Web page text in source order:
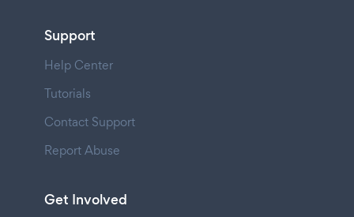
Support
Help Center
Tutorials
Contact Support
Report Abuse
Get Involved